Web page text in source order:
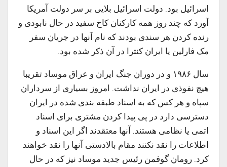
اسرائیل بود. دولت اسرائیل بلایی بر سر دولت آمریکا
آورد که چند روز همه کارکنان کاخ سفید در حال نابودی و
رنده کردن هر سندی بودند که نام آنها در جریان سفر
مک فارلین یا ایران کنترا در آن ذکر شده بود.
سال ۱۹۸۶ و در دوران جنگ ایران و عراق موساد تقریبا
هیچ نفوذی در ایران نداشت. امروز بسیاری از سرداران
سپاه و هر کس که به اسناد طبقه بندی شده در ایران
دسترسی دارد در پی پیدا کردن مشتری برای اسناد
اتمی یا نظامی هستند. آنها معتقدند اگر این اسناد و
اطلاعات را نقد نکنند مقام بالادستی آنها را نقد خواهند
کرد. رومان گوفمن رئیس جدید موساد نیز که در حال